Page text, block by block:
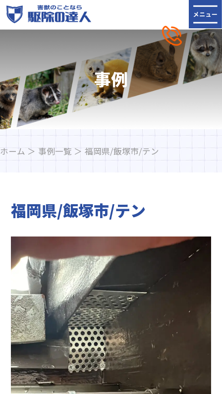
事例
ホーム 事例一覧 福岡県/飯塚市/テン
福岡県/飯塚市/テン